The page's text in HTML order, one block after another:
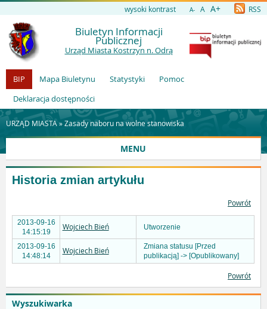
wysoki kontrast A- A A+ RSS
Biuletyn Informacji
Publicznej
Urząd Miasta Kostrzyn n. Odrą
BIP Mapa Biuletynu Statystyki
Pomoc
Deklaracja dostępności
URZĄD MIASTA »Zasady naboru na wolne stanowiska
MENU
Wyszukiwarka
Historia zmian artykułu
Powrót
2013-09-16
14:15:19
Wojciech Bień Utworzenie
2013-09-16
14:48:14
Wojciech Bień
Zmiana statusu [Przed
publikacją] -> [Opublikowany]
Powrót